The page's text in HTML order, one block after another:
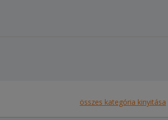
összes kategória kinyitása